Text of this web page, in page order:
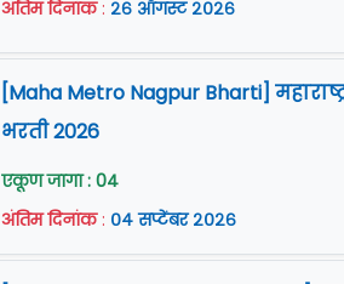
अंतिम दिनांक: २६ ऑगस्ट २०२६
[Maha Metro Nagpur Bharti]
भरती 2026
एकूण जागा : 04
अंतिम दिनांक: ०४ सप्टेंबर २०२६